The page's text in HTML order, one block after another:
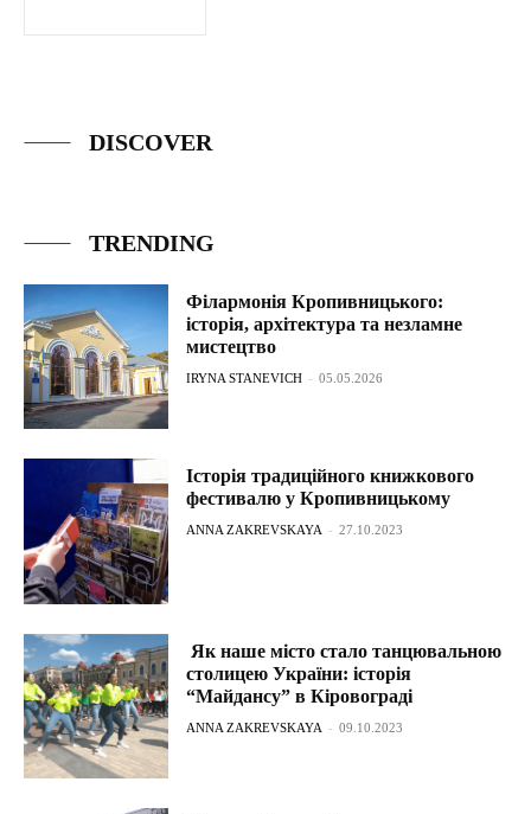
DISCOVER
TRENDING
Філармонія Кропивницького:
історія, архітектура та незламне
мистецтво
IRYNA STANEVICH - 05.05.2026
Історія традиційного книжкового
фестивалю у Кропивницькому
ANNA ZAKREVSKAYA - 27.10.2023
Як наше місто стало танцювальною
столицею України: історія
“Майдансу” в Кіровограді
ANNA ZAKREVSKAYA - 09.10.2023